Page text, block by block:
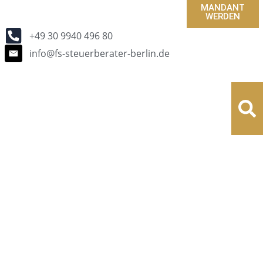
MANDANT
WERDEN
+49 30 9940 496 80
info@fs-steuerberater-berlin.de